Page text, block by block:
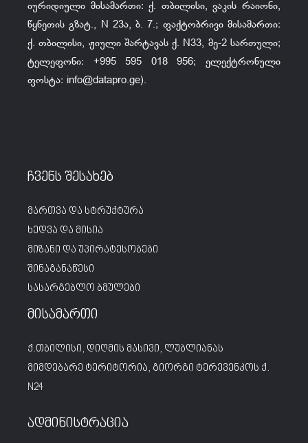
იურიდიული მისამართი: ქ. თბილისი, ვაკის რაიონი,
წყნეთის გზატ., N 23ა, ბ. 7.; ფაქტობრივი მისამართი:
ქ. თბილისი, ჟიული შარტავას ქ. N33, მე-2 სართული;
ტელეფონი: +995 595 018 956; ელექტრონული
ფოსტა: info@datapro.ge).
ჩვენს შესახებ
მართვა და სტრუქტურა
ხედვა და მისია
მიზანი და უპირატესობები
შინაგანაწესი
სასარგებლო ბმულები
მისამართი
ქ.თბილისი, დიღმის მასივი, ლუბლიანას
მიმდებარე ტერიტორია, გიორგი ტერევენკოს ქ.
N24
ადმინისტრაცია